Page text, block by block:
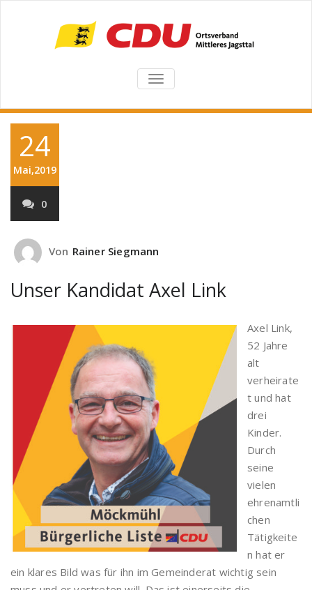
TOGGLE
24
Mai,2019
0
Von Rainer Siegmann
Unser Kandidat Axel Link
Axel Link,
52 Jahre
alt
verheirate
t und hat
drei
Kinder.
Durch
seine
vielen
ehrenamtli
chen
Tätigkeite
n hat er
ein klares Bild was für ihn im Gemeinderat wichtig sein